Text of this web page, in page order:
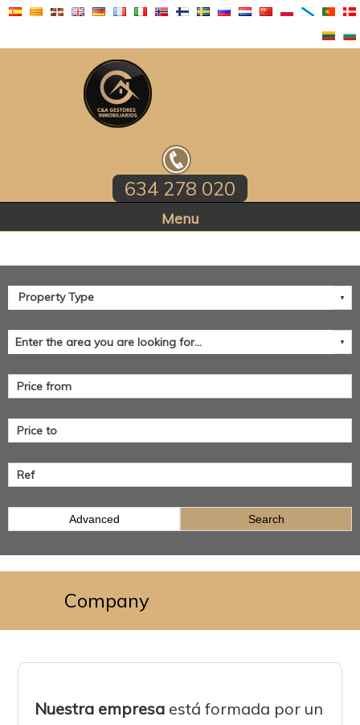
634 278 020
Home
Advanced Search
Company
Nuestra empresa está formada por un